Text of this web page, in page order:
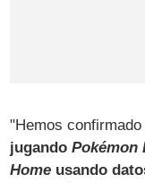
"Hemos confirmado
jugandoPokémon
Home usando